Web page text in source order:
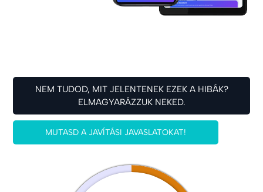
NEM TUDOD, MIT JELENTENEK EZEK A HIBÁK?
ELMAGYARÁZZUK NEKED.
MUTASD A JAVÍTÁSI JAVASLATOKAT!